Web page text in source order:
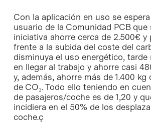
Con la aplicación en uso se
usuario de la Comunidad PCB que
iniciativa ahorre cerca de 2.500€ y
frente a la subida del coste del
disminuya el uso energético, tarde
en llegar al trabajo y ahorre casi
y, además, ahorre más de 1.400 kg
de CO₂. Todo ello teniendo en
de pasajeros/coche es de 1,20 y
incidiera en el 50% de los
coche.ç